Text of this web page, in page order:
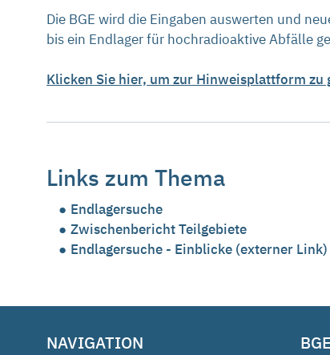
Die BGE wird die Eingaben auswerten und
bis ein Endlager für hochradioaktive Abfälle
Klicken Sie hier, um zur Hinweisplattform zu
Links zum Thema
Endlagersuche
Zwischenbericht Teilgebiete
Endlagersuche - Einblicke (externer Link)
NAVIGATION